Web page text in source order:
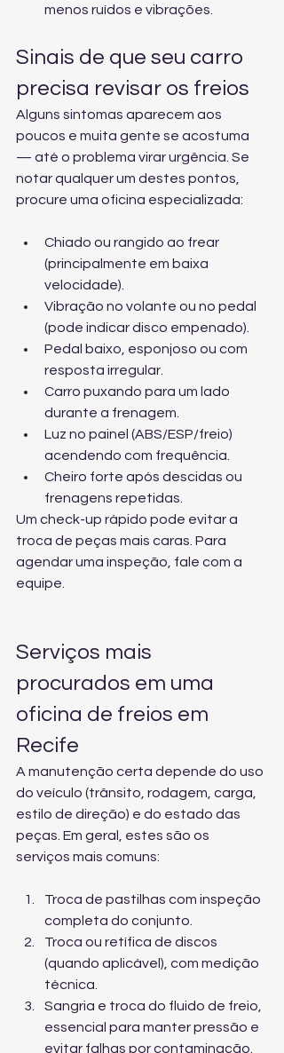
menos ruídos e vibrações.
Sinais de que seu carro
precisa revisar os freios
Alguns sintomas aparecem aos
poucos e muita gente se acostuma
— até o problema virar urgência. Se
notar qualquer um destes pontos,
procure uma oficina especializada:
Chiado ou rangido ao frear
(principalmente em baixa
velocidade).
Vibração no volante ou no pedal
(pode indicar disco empenado).
Pedal baixo, esponjoso ou com
resposta irregular.
Carro puxando para um lado
durante a frenagem.
Luz no painel (ABS/ESP/freio)
acendendo com frequência.
Cheiro forte após descidas ou
frenagens repetidas.
Um check-up rápido pode evitar a
troca de peças mais caras. Para
agendar uma inspeção, fale com a
equipe
Serviços mais
procurados em uma
oficina de freios em
Recife
A manutenção certa depende do uso
do veículo (trânsito, rodagem, carga,
estilo de direção) e do estado das
peças. Em geral, estes são os
serviços mais comuns:
Troca de pastilhas com inspeção
completa do conjunto.
Troca ou retífica de discos
(quando aplicável), com medição
técnica.
Sangria e troca do fluido de freio,
essencial para manter pressão e
evitar falhas por contaminação.